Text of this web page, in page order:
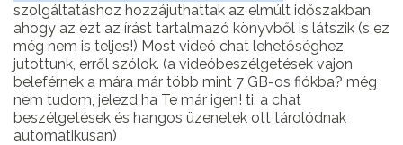
szolgáltatáshoz hozzájuthattak az elmúlt időszakban,
ahogy az ezt az írást tartalmazó könyvből is látszik (s ez
még nem is teljes!) Most videó chat lehetőséghez
jutottunk, erről szólok. (a videóbeszélgetések vajon
beleférnek a mára már több mint 7 GB-os fiókba? még
nem tudom, jelezd ha Te már igen! ti. a chat
beszélgetések és hangos üzenetek ott tárolódnak
automatikusan)